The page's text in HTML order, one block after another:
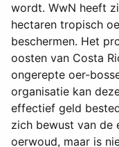
wordt. WwN heeft
hectaren tropisch
beschermen. Het
oosten van Costa
ongerepte oer-
organisatie kan
effectief geld
zich bewust van de
oerwoud, maar is